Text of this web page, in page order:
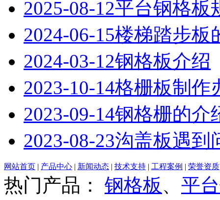
2025-08-12平台钢格板
2024-06-15楼梯踏步板
2024-03-12钢格板介绍
2023-10-14格栅板制作
2023-09-14钢格栅的介
2023-08-23沟盖板遇到
网站首页 | 产品中心 | 新闻动态 | 技术支持 | 工程案例 | 荣誉资质
热门产品： 钢格板 、 平